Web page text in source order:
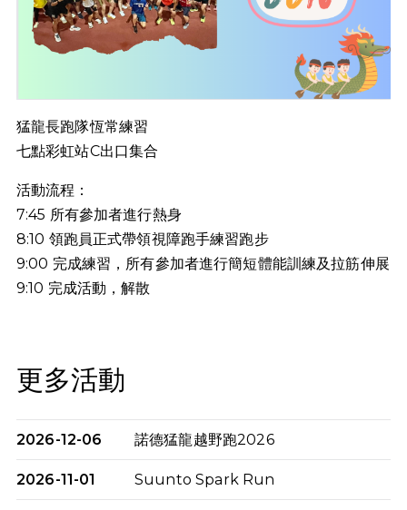
猛龍長跑隊恆常練習
七點彩虹站C出口集合
活動流程：
7:45 所有參加者進行熱身
8:10 領跑員正式帶領視障跑手練習跑步
9:00 完成練習，所有參加者進行簡短體能訓練及拉筋伸展
9:10 完成活動，解散
更多活動
2026-12-06 諾德猛龍越野跑2026
2026-11-01 Suunto Spark Run